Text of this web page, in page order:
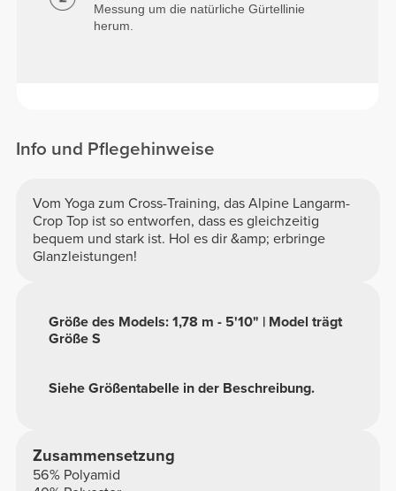
Messung um die natürliche Gürtellinie
herum.
Info und Pflegehinweise
Vom Yoga zum Cross-Training, das Alpine Langarm-
Crop Top ist so entworfen, dass es gleichzeitig
bequem und stark ist. Hol es dir &amp; erbringe
Glanzleistungen!
Siehe Größentabelle in der Beschreibung.
Größe des Models: 1,78 m - 5'10" | Model trägt
Größe S
Zusammensetzung
56% Polyamid